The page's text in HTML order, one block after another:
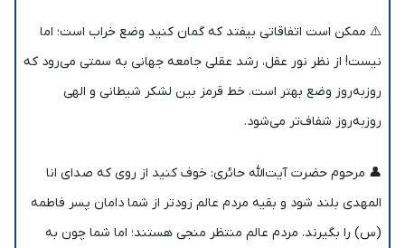
⚠️ ممکن است اتفاقاتی بیفتد که گمان کنید وضع خراب است؛ اما
نیست! از نظر نور عقل، رشد عقلی جامعه جهانی به سمتی می‌رود که
روز‌به‌روز وضع بهتر است. خط قرمز بین لشکر شیطانی و الهی
روز‌به‌روز شفاف‌تر می‌شود.
👤 مرحوم حضرت آیت‌الله حائری: خوف کنید از روی که صدای انا
المهدی بلند شود و بقیه مردم عالم زودتر از شما دامان پسر فاطمه
(س) را بگیرند. مردم عالم منتظر منجی هستند؛ اما شما چون به